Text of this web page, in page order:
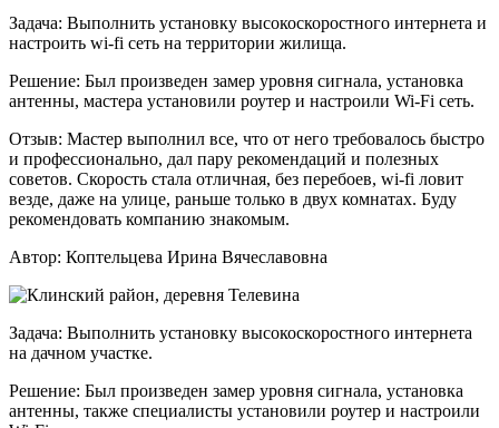
Задача: Выполнить установку высокоскоростного интернета и
настроить wi-fi сеть на территории жилища.
Решение: Был произведен замер уровня сигнала, установка
антенны, мастера установили роутер и настроили Wi-Fi сеть.
Отзыв: Мастер выполнил все, что от него требовалось быстро
и профессионально, дал пару рекомендаций и полезных
советов. Скорость стала отличная, без перебоев, wi-fi ловит
везде, даже на улице, раньше только в двух комнатах. Буду
рекомендовать компанию знакомым.
Автор: Коптельцева Ирина Вячеславовна
Задача: Выполнить установку высокоскоростного интернета
на дачном участке.
Решение: Был произведен замер уровня сигнала, установка
антенны, также специалисты установили роутер и настроили